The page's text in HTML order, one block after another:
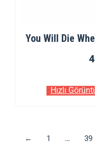
You Will Die
Hızlı
← 1 … 39